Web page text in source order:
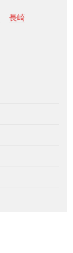
長崎